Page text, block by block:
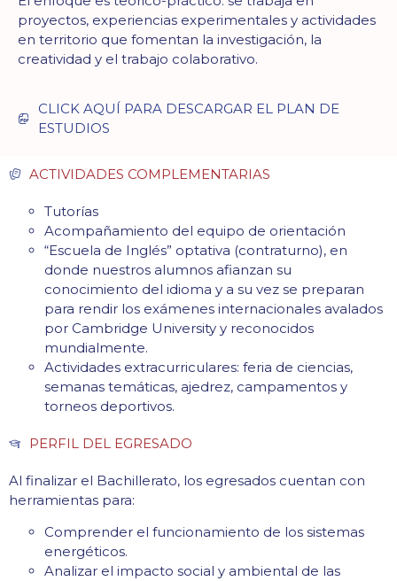
proyectos, experiencias experimentales y actividades
en territorio que fomentan la investigación, la
creatividad y el trabajo colaborativo.
CLICK AQUÍ PARA DESCARGAR EL PLAN DE
ESTUDIOS
ACTIVIDADES COMPLEMENTARIAS
Tutorías
Acompañamiento del equipo de orientación
“Escuela de Inglés” optativa (contraturno), en
donde nuestros alumnos afianzan su
conocimiento del idioma y a su vez se preparan
para rendir los exámenes internacionales avalados
por Cambridge University y reconocidos
mundialmente.
Actividades extracurriculares: feria de ciencias,
semanas temáticas, ajedrez, campamentos y
torneos deportivos.
PERFIL DEL EGRESADO
Al finalizar el Bachillerato, los egresados cuentan con
herramientas para:
Comprender el funcionamiento de los sistemas
energéticos.
Analizar el impacto social y ambiental de las